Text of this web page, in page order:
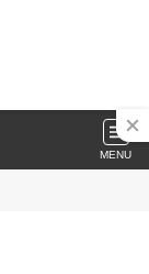
MENU